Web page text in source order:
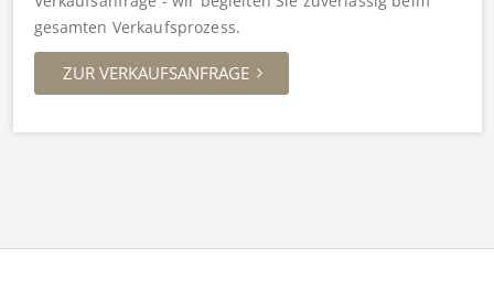
gesamten Verkaufsprozess.
ZUR VERKAUFSANFRAGE